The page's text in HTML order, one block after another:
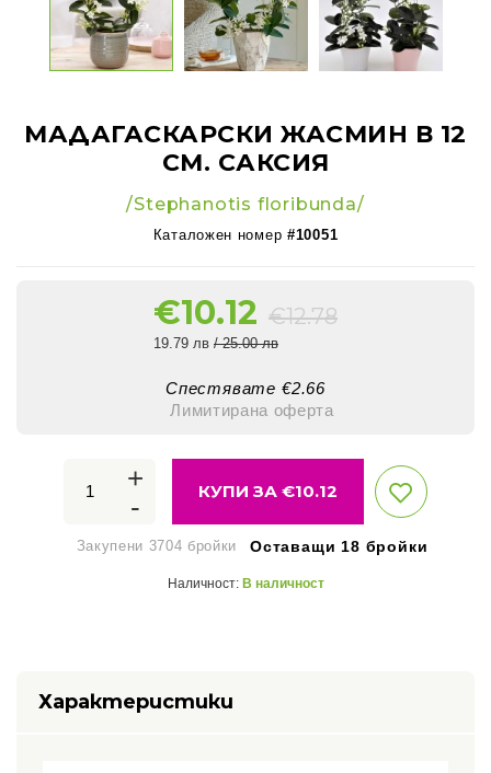
МАДАГАСКАРСКИ ЖАСМИН В 12
СМ. САКСИЯ
/Stephanotis floribunda/
Каталожен номер#10051
€10.12 €12.78
19.79 лв / 25.00 лв
Спестявате €2.66
Лимитирана оферта
+
-
КУПИ ЗА €10.12
Закупени 3704 бройки Оставащи 18 бройки
Наличност: В наличност
Характеристики